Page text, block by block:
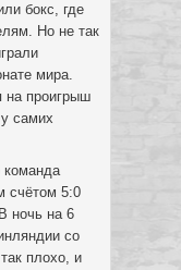
бокс, где
Но не так
мира.
на проигрыш
самих
команда
счётом 5:0
ночь на 6
со
плохо, и